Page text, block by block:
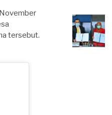
tersebut.